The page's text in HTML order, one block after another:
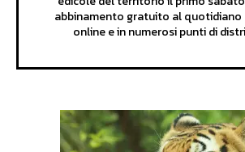
abbinamento gratuito al quotidiano
online e in numerosi punti di